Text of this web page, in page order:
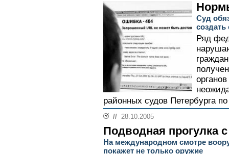
Суд
создать
Ряд
районных судов Петербурга
// 28.10.2005
Подводная прогулка
На международном смотре
покажет не только оружие